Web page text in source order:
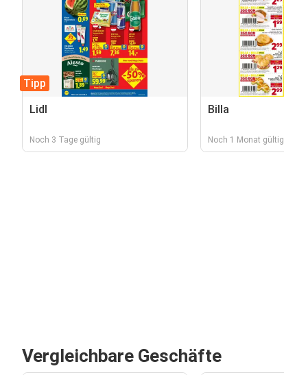
Tipp
Lidl
Noch 3 Tage gültig
Billa
Noch 1 Monat gültig
Vergleichbare Geschäfte